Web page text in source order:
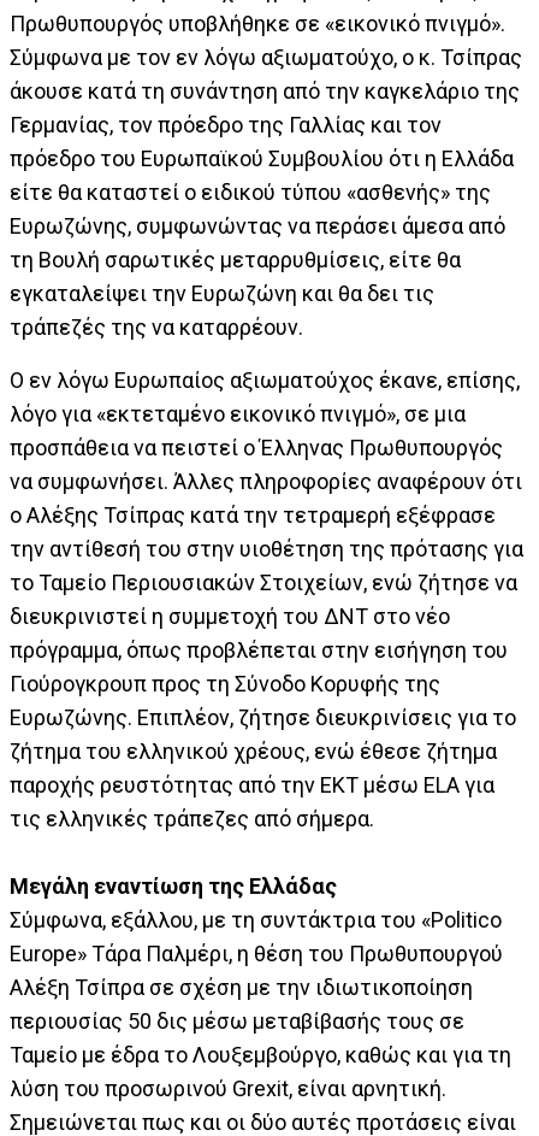
Πρωθυπουργός υποβλήθηκε σε «εικονικό πνιγμό».
Σύμφωνα με τον εν λόγω αξιωματούχο, ο κ. Τσίπρας
άκουσε κατά τη συνάντηση από την καγκελάριο της
Γερμανίας, τον πρόεδρο της Γαλλίας και τον
πρόεδρο του Ευρωπαϊκού Συμβουλίου ότι η Ελλάδα
είτε θα καταστεί ο ειδικού τύπου «ασθενής» της
Ευρωζώνης, συμφωνώντας να περάσει άμεσα από
τη Βουλή σαρωτικές μεταρρυθμίσεις, είτε θα
εγκαταλείψει την Ευρωζώνη και θα δει τις
τράπεζές της να καταρρέουν.
Ο εν λόγω Ευρωπαίος αξιωματούχος έκανε, επίσης,
λόγο για «εκτεταμένο εικονικό πνιγμό», σε μια
προσπάθεια να πειστεί ο Έλληνας Πρωθυπουργός
να συμφωνήσει. Άλλες πληροφορίες αναφέρουν ότι
ο Αλέξης Τσίπρας κατά την τετραμερή εξέφρασε
την αντίθεσή του στην υιοθέτηση της πρότασης για
το Ταμείο Περιουσιακών Στοιχείων, ενώ ζήτησε να
διευκρινιστεί η συμμετοχή του ΔΝΤ στο νέο
πρόγραμμα, όπως προβλέπεται στην εισήγηση του
Γιούρογκρουπ προς τη Σύνοδο Κορυφής της
Ευρωζώνης. Επιπλέον, ζήτησε διευκρινίσεις για το
ζήτημα του ελληνικού χρέους, ενώ έθεσε ζήτημα
παροχής ρευστότητας από την ΕΚΤ μέσω ELA για
τις ελληνικές τράπεζες από σήμερα.
Μεγάλη εναντίωση της Ελλάδας
Σύμφωνα, εξάλλου, με τη συντάκτρια του «Politico
Europe» Τάρα Παλμέρι, η θέση του Πρωθυπουργού
Αλέξη Τσίπρα σε σχέση με την ιδιωτικοποίηση
περιουσίας 50 δις μέσω μεταβίβασής τους σε
Ταμείο με έδρα το Λουξεμβούργο, καθώς και για τη
λύση του προσωρινού Grexit, είναι αρνητική.
Σημειώνεται πως και οι δύο αυτές προτάσεις είναι